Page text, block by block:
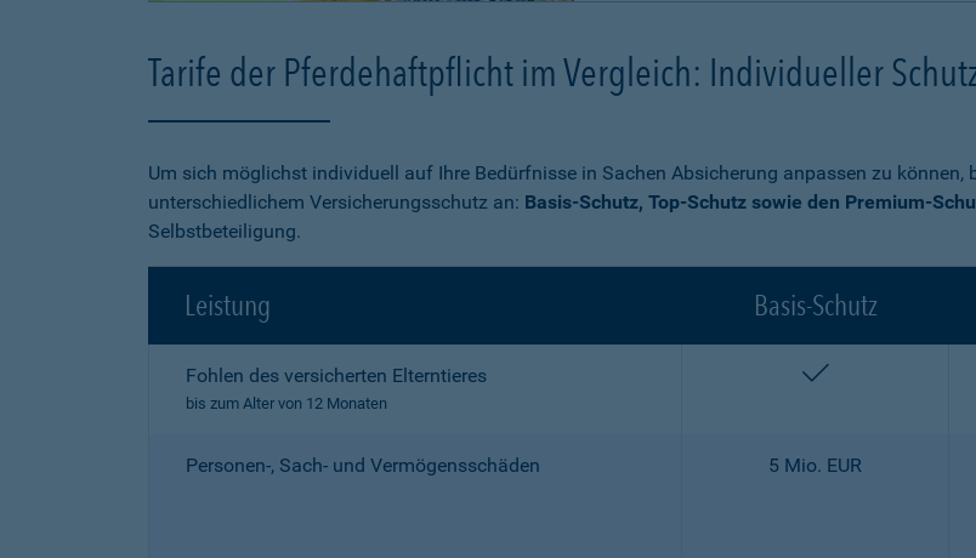
Tarife der Pferdehaftpflicht im Vergleich: Individueller
Um sich möglichst individuell auf Ihre Bedürfnisse in Sachen Absicherung anpassen zu
unterschiedlichem Versicherungsschutz an: Basis-Schutz, Top-Schutz sowie den Premium-
Selbstbeteiligung.
Leistung Basis-Schutz
Fohlen des versicherten Elterntieres
bis zum Alter von 12 Monaten
enthalten
Personen-, Sach- und Vermögensschäden 5 Mio. EUR